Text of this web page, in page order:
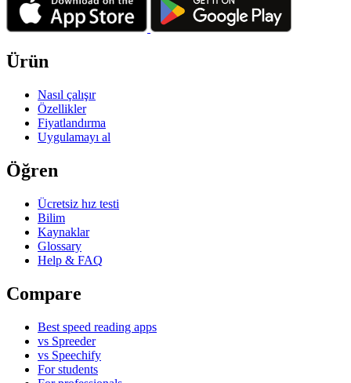
Ürün
Nasıl çalışır
Özellikler
Fiyatlandırma
Uygulamayı al
Öğren
Ücretsiz hız testi
Bilim
Kaynaklar
Glossary
Help & FAQ
Compare
Best speed reading apps
vs Spreeder
vs Speechify
For students